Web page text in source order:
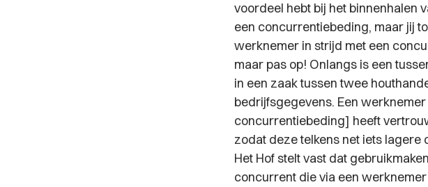
voordeel hebt bij het binnenhalen
een concurrentiebeding, maar jij
werknemer in strijd met een
maar pas op! Onlangs is een
in een zaak tussen twee
bedrijfsgegevens. Een
concurrentiebeding] heeft
zodat deze telkens net iets
Het Hof stelt vast dat
concurrent die via een